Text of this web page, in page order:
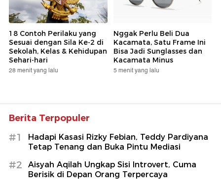
18 Contoh Perilaku yang
Sesuai dengan Sila Ke-2 di
Sekolah, Kelas & Kehidupan
Sehari-hari
28 menit yang lalu
Nggak Perlu Beli Dua
Kacamata, Satu Frame Ini
Bisa Jadi Sunglasses dan
Kacamata Minus
5 menit yang lalu
Berita Terpopuler
#1
Hadapi Kasasi Rizky Febian, Teddy Pardiyana
Tetap Tenang dan Buka Pintu Mediasi
#2
Aisyah Aqilah Ungkap Sisi Introvert, Cuma
Berisik di Depan Orang Terpercaya